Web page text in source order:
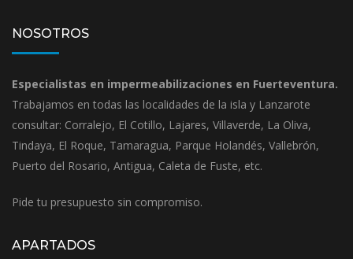
NOSOTROS
Especialistas en impermeabilizaciones en Fuerteventura.
Trabajamos en todas las localidades de la isla y Lanzarote
consultar: Corralejo, El Cotillo, Lajares, Villaverde, La Oliva,
Tindaya, El Roque, Tamaragua, Parque Holandés, Vallebrón,
Puerto del Rosario, Antigua, Caleta de Fuste, etc.
Pide tu presupuesto sin compromiso.
APARTADOS